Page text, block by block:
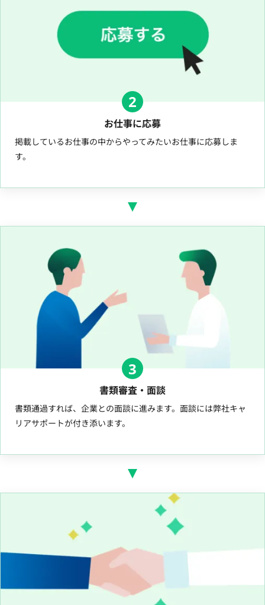
2
お仕事に応募
掲載しているお仕事の中からやってみたいお仕事に応募しま
す。
3
書類審査・面談
書類通過すれば、企業との面談に進みます。面談には弊社キャ
リアサポートが付き添います。